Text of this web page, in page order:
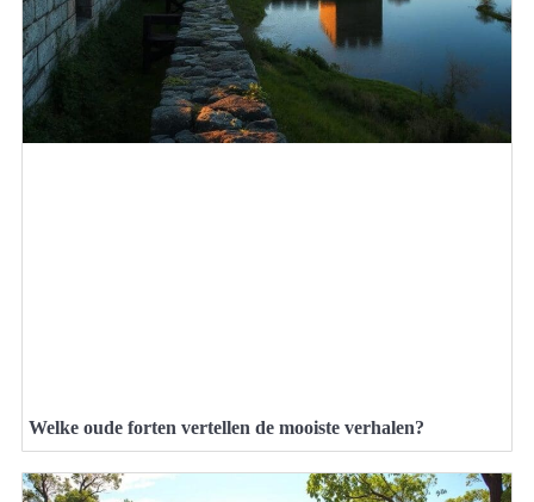
Welke oude forten vertellen de mooiste verhalen?